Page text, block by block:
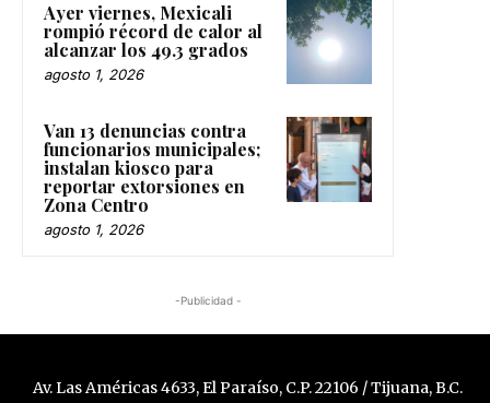
Ayer viernes, Mexicali
rompió récord de calor al
alcanzar los 49.3 grados
agosto 1, 2026
Van 13 denuncias contra
funcionarios municipales;
instalan kiosco para
reportar extorsiones en
Zona Centro
agosto 1, 2026
-Publicidad -
Av. Las Américas 4633, El Paraíso, C.P. 22106 / Tijuana, B.C.